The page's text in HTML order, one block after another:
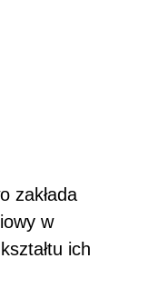
zakłada
w
ich